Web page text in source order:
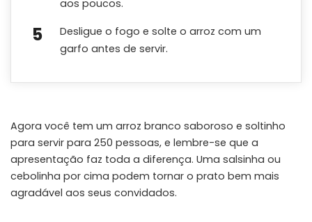
aos poucos.
Desligue o fogo e solte o arroz com um
garfo antes de servir.
Agora você tem um arroz branco saboroso e soltinho
para servir para 250 pessoas, e lembre-se que a
apresentação faz toda a diferença. Uma salsinha ou
cebolinha por cima podem tornar o prato bem mais
agradável aos seus convidados.